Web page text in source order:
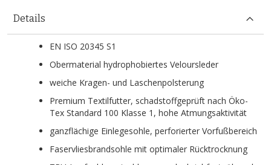
Details
EN ISO 20345 S1
Obermaterial hydrophobiertes Veloursleder
weiche Kragen- und Laschenpolsterung
Premium Textilfutter, schadstoffgeprüft nach Öko-
Tex Standard 100 Klasse 1, hohe Atmungsaktivität
ganzflächige Einlegesohle, perforierter Vorfußbereich
Faservliesbrandsohle mit optimaler Rücktrocknung